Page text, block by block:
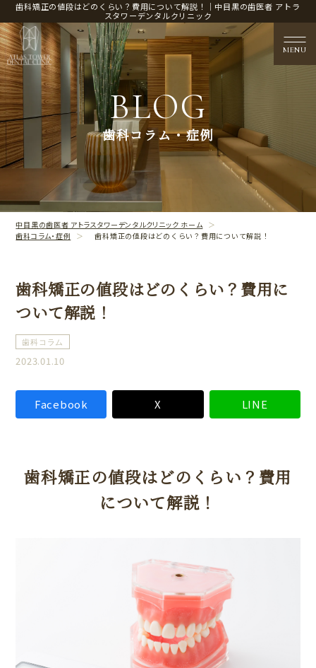
歯科矯正の値段はどのくらい？費用について解説！｜中目黒の歯医者 アトラ
スタワーデンタルクリニック
MENU
医院概要
CLINIC CONTENTS
治療案内
TREATMENT CONTENTS
BLOG
歯科コラム・症例
中目黒の歯医者 アトラスタワーデンタルクリニック ホーム
歯科コラム・症例
歯科矯正の値段はどのくらい？費用について解説！
歯科矯正の値段はどのくらい？費用に
ついて解説！
歯科コラム
2023.01.10
Facebook X LINE
歯科矯正の値段はどのくらい？費用
について解説！